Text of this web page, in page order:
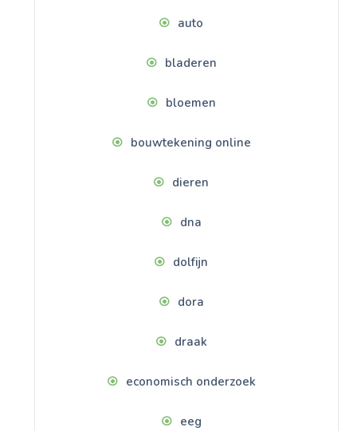
auto
bladeren
bloemen
bouwtekening online
dieren
dna
dolfijn
dora
draak
economisch onderzoek
eeg